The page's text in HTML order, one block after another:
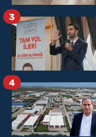
3
4